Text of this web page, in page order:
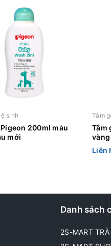
sinh
200ml màu
mới
Tắm
Tắm
vàng
Liên
Danh sách
2S-MART